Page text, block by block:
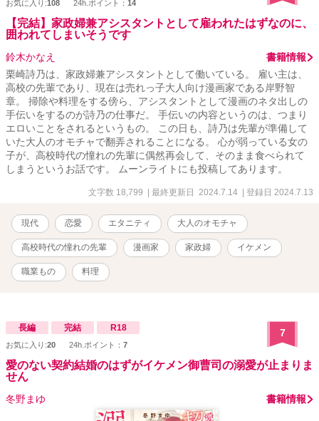
お気に入り:108 24h.ポイント： 14
【完結】家政婦兼アシスタントとして雇われたはずなのに、
囲われてしまいそうです
鈴木かなえ
書籍情報
栗崎詩乃は、家政婦兼アシスタントとして働いている。 雇い主は、
高校の先輩であり、現在は売れっ子大人向け漫画家である岸野智
章。 掃除や料理をする傍ら、アシスタントとして漫画のネタ出しの
手伝いをするのが詩乃の仕事だ。 手伝いの内容というのは、つまり
エロいことをされるというもの。 この日も、詩乃は先輩が準備して
いた大人のオモチャで翻弄されることになる。 心が弱っている女の
子が、高校時代の憧れの先輩に偶然再会して、そのまま食べられて
しまうというお話です。 ムーンライトにも投稿してあります。
文字数 18,799 | 最終更新日 2024.7.14 | 登録日 2024.7.13
現代 恋愛 エタニティ 大人のオモチャ
高校時代の憧れの先輩 漫画家 家政婦 イケメン
職業もの 料理
長編 完結 R18
お気に入り:20 24h.ポイント： 7
7
愛のない契約結婚のはずがイケメン御曹司の溺愛が止まりま
せん
冬野まゆ 書籍情報